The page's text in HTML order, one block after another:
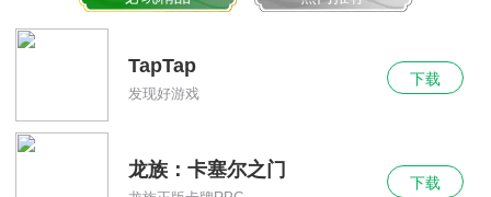
TapTap
发现好游戏
下载
龙族：卡塞尔之门
下载